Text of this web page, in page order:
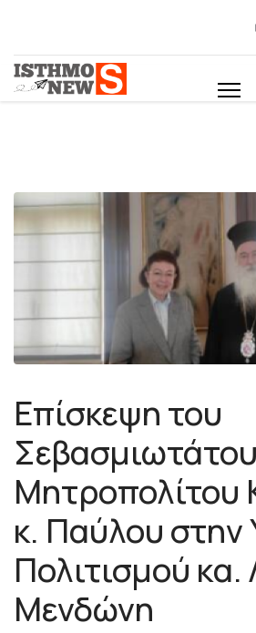
Επίσκεψη του
Σεβασμιωτάτου
Μητροπολίτου
κ. Παύλου στην
Πολιτισμού κα.
Μενδώνη